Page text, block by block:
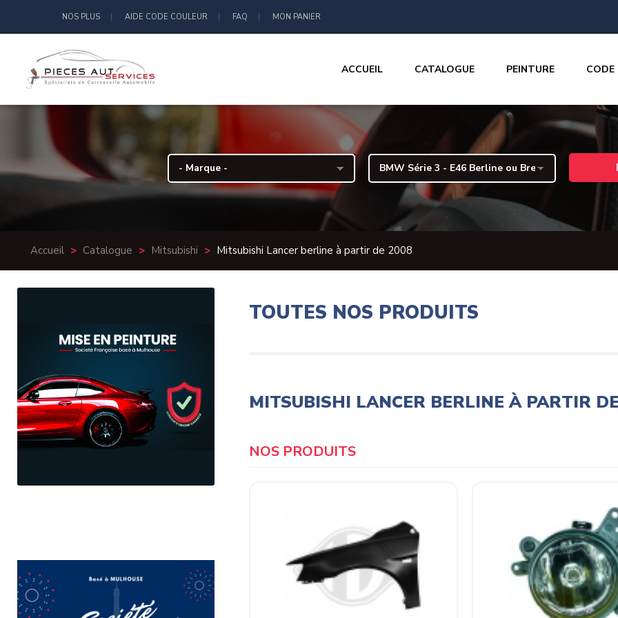
NOS PLUS AIDE CODE COULEUR FAQ MON PANIER
ACCUEIL CATALOGUE PEINTURE CODE
Accueil > Catalogue > Mitsubishi > Mitsubishi Lancer berline à partir de 2008
TOUTES NOS PRODUITS
MITSUBISHI LANCER BERLINE À PARTIR